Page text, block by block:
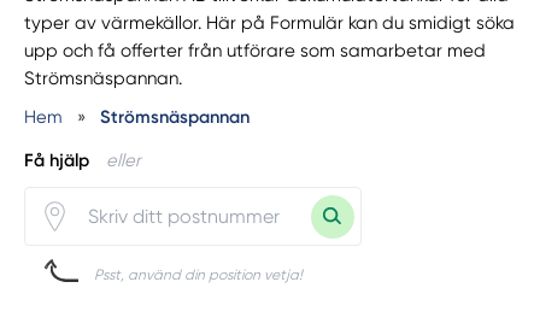
typer av värmekällor. Här på Formulär kan du smidigt söka
upp och få offerter från utförare som samarbetar med
Strömsnäspannan.
Hem
» Strömsnäspannan
Få hjälp eller
Psst, använd din position vetja!